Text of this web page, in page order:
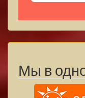
Мы в